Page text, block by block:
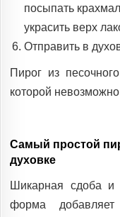
посыпать
украсить верх
Отправить в
Пирог из
которой невозможно
Самый простой
духовке
Шикарная сдоба и
форма